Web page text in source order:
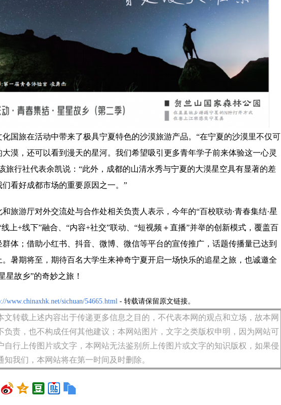
化国旅在活动中带来了极具宁夏特色的沙漠旅游产品。“在宁夏的沙漠里不仅可
大漠，还可以看到漫天的星河。我们希望吸引更多青年学子前来体验这一心灵
旅行社代表余凯说：“此外，成都的山清水秀与宁夏的大漠星空具有显著的差
看好成都市场的重要原因之一。”
旅游厅对外交流处与合作处相关负责人表示，今年的“百校联动·青春集结·星
上+线下”融合、“内容+社交”联动、“短视频＋直播”并举的创新模式，覆盖百
体；借助小红书、抖音、微博、微信等平台的宣传推广，话题传播量已达到
。暑期将至，期待百名大学生来神奇宁夏开启一场快乐的追星之旅，也诚邀全
星故乡”的奇妙之旅！
www.chinaxhk.net/sichuan/54665.html- 转载请保留原文链接。
文转载上述内容出于传递更多信息之目的，不代表本网的观点和立场，故本网
负责，也不构成任何其他建议；本网站图片，文字之类版权申明，因为网站可
自行上传图片或文字，本网站无法鉴别所上传图片或文字的知识版权，如果侵
知我们，本网站将在第一时间及时删除。